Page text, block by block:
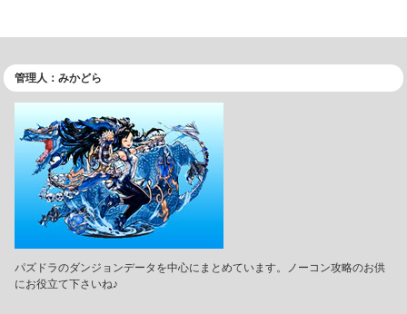
管理人：みかどら
パズドラのダンジョンデータを中心にまとめています。ノーコン攻略のお供
にお役立て下さいね♪